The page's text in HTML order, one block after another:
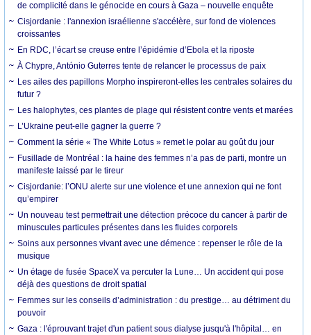
de complicité dans le génocide en cours à Gaza – nouvelle enquête
Cisjordanie : l'annexion israélienne s'accélère, sur fond de violences
croissantes
En RDC, l’écart se creuse entre l’épidémie d’Ebola et la riposte
À Chypre, António Guterres tente de relancer le processus de paix
Les ailes des papillons Morpho inspireront-elles les centrales solaires du
futur ?
Les halophytes, ces plantes de plage qui résistent contre vents et marées
L’Ukraine peut-elle gagner la guerre ?
Comment la série « The White Lotus » remet le polar au goût du jour
Fusillade de Montréal : la haine des femmes n’a pas de parti, montre un
manifeste laissé par le tireur
Cisjordanie: l’ONU alerte sur une violence et une annexion qui ne font
qu’empirer
Un nouveau test permettrait une détection précoce du cancer à partir de
minuscules particules présentes dans les fluides corporels
Soins aux personnes vivant avec une démence : repenser le rôle de la
musique
Un étage de fusée SpaceX va percuter la Lune… Un accident qui pose
déjà des questions de droit spatial
Femmes sur les conseils d’administration : du prestige… au détriment du
pouvoir
Gaza : l'éprouvant trajet d'un patient sous dialyse jusqu'à l'hôpital… en